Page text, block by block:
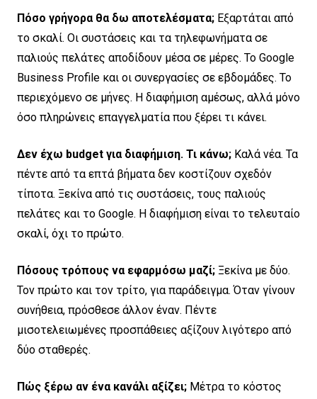
Πόσο γρήγορα θα δω αποτελέσματα; Εξαρτάται από
το σκαλί. Οι συστάσεις και τα τηλεφωνήματα σε
παλιούς πελάτες αποδίδουν μέσα σε μέρες. Το Google
Business Profile και οι συνεργασίες σε εβδομάδες. Το
περιεχόμενο σε μήνες. Η διαφήμιση αμέσως, αλλά μόνο
όσο πληρώνεις επαγγελματία που ξέρει τι κάνει.
Δεν έχω budget για διαφήμιση. Τι κάνω; Καλά νέα. Τα
πέντε από τα επτά βήματα δεν κοστίζουν σχεδόν
τίποτα. Ξεκίνα από τις συστάσεις, τους παλιούς
πελάτες και το Google. Η διαφήμιση είναι το τελευταίο
σκαλί, όχι το πρώτο.
Πόσους τρόπους να εφαρμόσω μαζί; Ξεκίνα με δύο.
Τον πρώτο και τον τρίτο, για παράδειγμα. Όταν γίνουν
συνήθεια, πρόσθεσε άλλον έναν. Πέντε
μισοτελειωμένες προσπάθειες αξίζουν λιγότερο από
δύο σταθερές.
Πώς ξέρω αν ένα κανάλι αξίζει; Μέτρα το κόστος